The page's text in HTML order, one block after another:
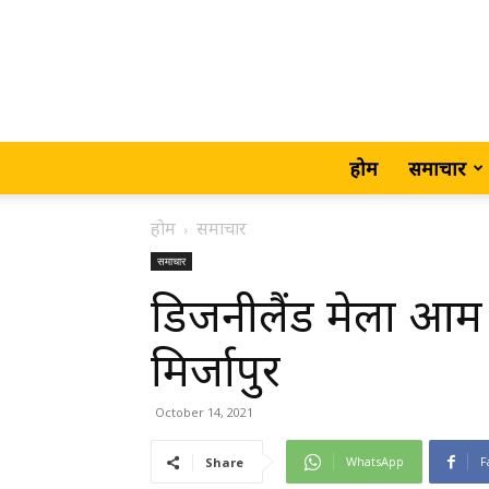
होम समाचार
होम समाचार
समाचार
डिजनीलैंड मेला
मिर्जापुर
October 14, 2021
Share WhatsApp